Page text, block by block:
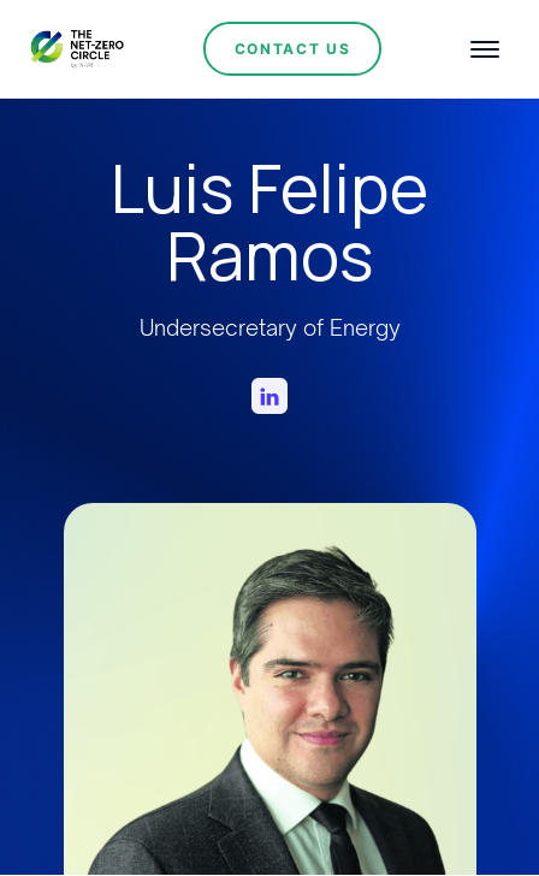
CONTACT US
Luis Felipe
Ramos
Undersecretary of Energy